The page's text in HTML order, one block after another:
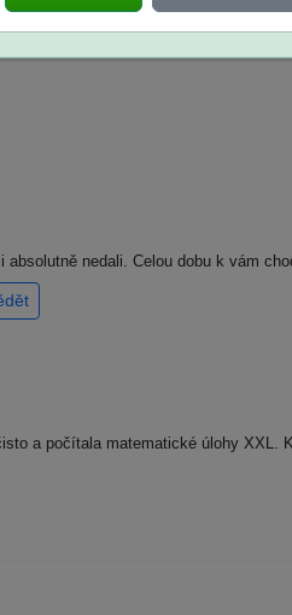
nedali. Celou dobu k vám
a počítala matematické úlohy XXL.